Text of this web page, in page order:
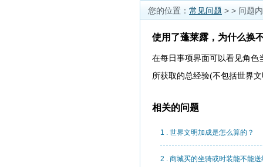
您的位置： 常见问题 > > 问题
使用了蓬莱露，为什么换
在每日事项界面可以看见角色
所获取的总经验(不包括世界
相关的问题
1 . 世界文明加成是怎么算的？
2 . 商城买的坐骑或时装能不能